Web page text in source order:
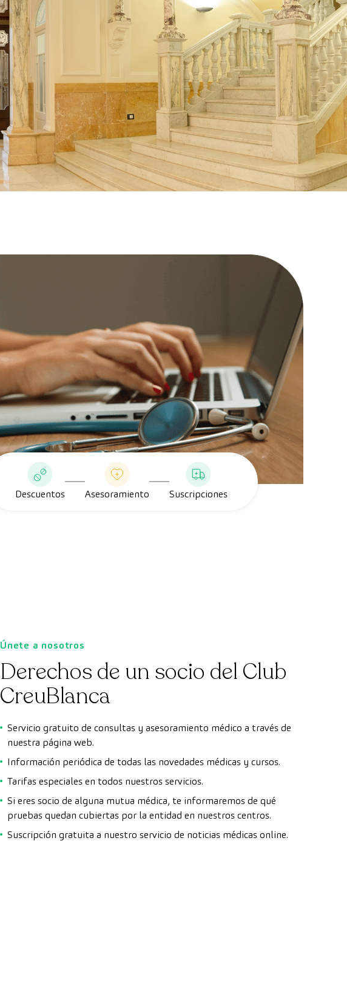
Descuentos Asesoramiento Suscripciones
Únete a nosotros
Derechos de un socio del Club
CreuBlanca
Servicio gratuito de consultas y asesoramiento médico a través de
nuestra página web.
Información periódica de todas las novedades médicas y cursos.
Tarifas especiales en todos nuestros servicios.
Si eres socio de alguna mutua médica, te informaremos de qué
pruebas quedan cubiertas por la entidad en nuestros centros.
Suscripción gratuita a nuestro servicio de noticias médicas online.